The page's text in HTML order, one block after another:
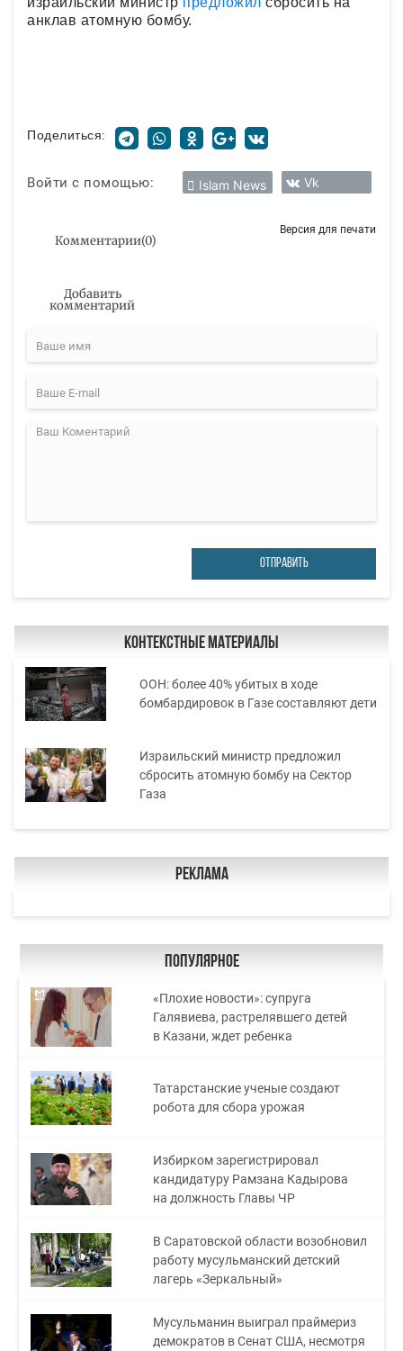
анклав атомную бомбу.
Поделиться:
Войти с помощью: Islam News Vk
Комментарии(0)
Версия для печати
Добавить
комментарий
ОТПРАВИТЬ
Контекстные материалы
ООН: более 40% убитых в ходе
бомбардировок в Газе составляют дети
Израильский министр предложил
сбросить атомную бомбу на Сектор
Газа
Реклама
Популярное
«Плохие новости»: супруга
Галявиева, растрелявшего детей
в Казани, ждет ребенка
Татарстанские ученые создают
робота для сбора урожая
Избирком зарегистрировал
кандидатуру Рамзана Кадырова
на должность Главы ЧР
В Саратовской области возобновил
работу мусульманский детский
лагерь «Зеркальный»
Мусульманин выиграл праймериз
демократов в Сенат США, несмотря